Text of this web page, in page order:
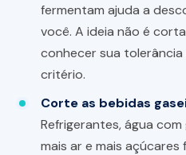
fermentam ajuda a
você. A ideia não é
conhecer sua
critério.
Corte as bebidas
Refrigerantes, água
mais ar e mais